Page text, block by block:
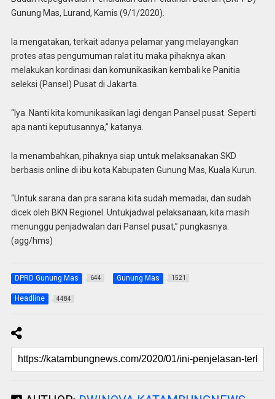
Gunung Mas, Lurand, Kamis (9/1/2020).
Ia mengatakan, terkait adanya pelamar yang melayangkan
protes atas pengumuman ralat itu maka pihaknya akan
melakukan kordinasi dan komunikasikan kembali ke Panitia
seleksi (Pansel) Pusat di Jakarta.
“Iya. Nanti kita komunikasikan lagi dengan Pansel pusat. Seperti
apa nanti keputusannya,” katanya.
Ia menambahkan, pihaknya siap untuk melaksanakan SKD
berbasis online di ibu kota Kabupaten Gunung Mas, Kuala Kurun.
“Untuk sarana dan pra sarana kita sudah memadai, dan sudah
dicek oleh BKN Regionel. Untukjadwal pelaksanaan, kita masih
menunggu penjadwalan dari Pansel pusat,” pungkasnya.
(agg/hms)
DPRD Gunung Mas 644 Gunung Mas 1521
Headline 4484